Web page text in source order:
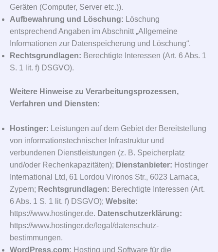
Geräten (Computer, Server etc.)).
Aufbewahrung und Löschung: Löschung
entsprechend Angaben im Abschnitt „Allgemeine
Informationen zur Datenspeicherung und Löschung“.
Rechtsgrundlagen: Berechtigte Interessen (Art. 6 Abs. 1
S. 1 lit. f) DSGVO).
Weitere Hinweise zu Verarbeitungsprozessen,
Verfahren und Diensten:
Hostinger: Leistungen auf dem Gebiet der Bereitstellung
von informationstechnischer Infrastruktur und
verbundenen Dienstleistungen (z. B. Speicherplatz
und/oder Rechenkapazitäten); Dienstanbieter: Hostinger
International Ltd, 61 Lordou Vironos Str., 6023 Larnaca,
Zypern; Rechtsgrundlagen: Berechtigte Interessen (Art.
6 Abs. 1 S. 1 lit. f) DSGVO); Website:
https://www.hostinger.de. Datenschutzerklärung:
https://www.hostinger.de/legal/datenschutz-
bestimmungen.
WordPress.com: Hosting und Software für die